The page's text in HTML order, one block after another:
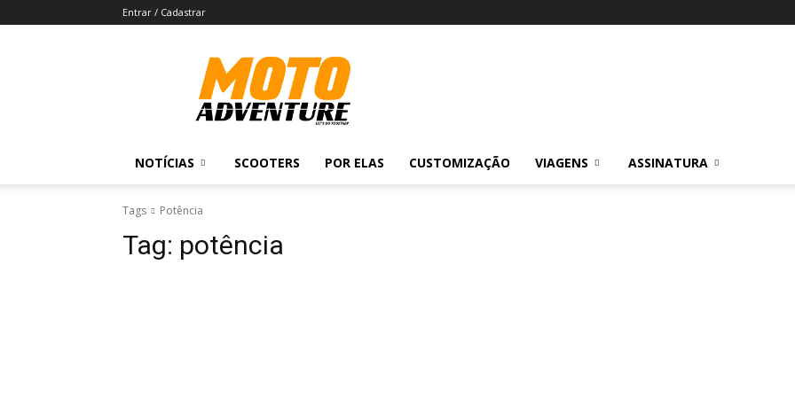
Entrar / Cadastrar
Revista
Moto
Adventure
NOTÍCIAS SCOOTERS POR ELAS CUSTOMIZAÇÃO VIAGENS ASSINATURA
Tags Potência
Tag: potência